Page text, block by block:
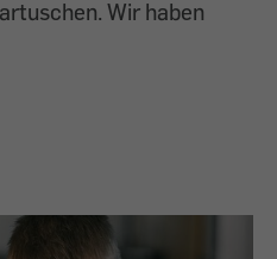
Wir haben